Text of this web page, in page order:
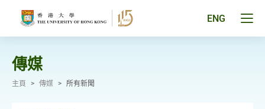
ENG
傳媒
主頁 > 傳媒 > 所有新聞